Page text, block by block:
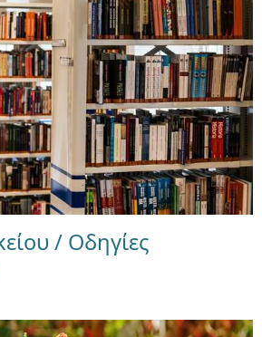
/ Οδηγίες